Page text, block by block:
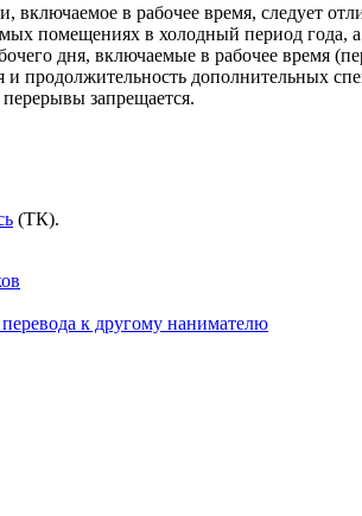
включаемое в рабочее время, следует
помещениях в холодный период года,
дня, включаемые в рабочее время
и продолжительность дополнительных
запрещается.
(ТК).
к другому нанимателю